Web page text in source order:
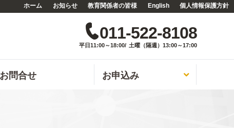
ホーム お知らせ 教育関係者の皆様 English 個人情報保護方針
011-522-8108
平日11:00～18:00/ 土曜（隔週）13:00～17:00
お問合せ お申込み 